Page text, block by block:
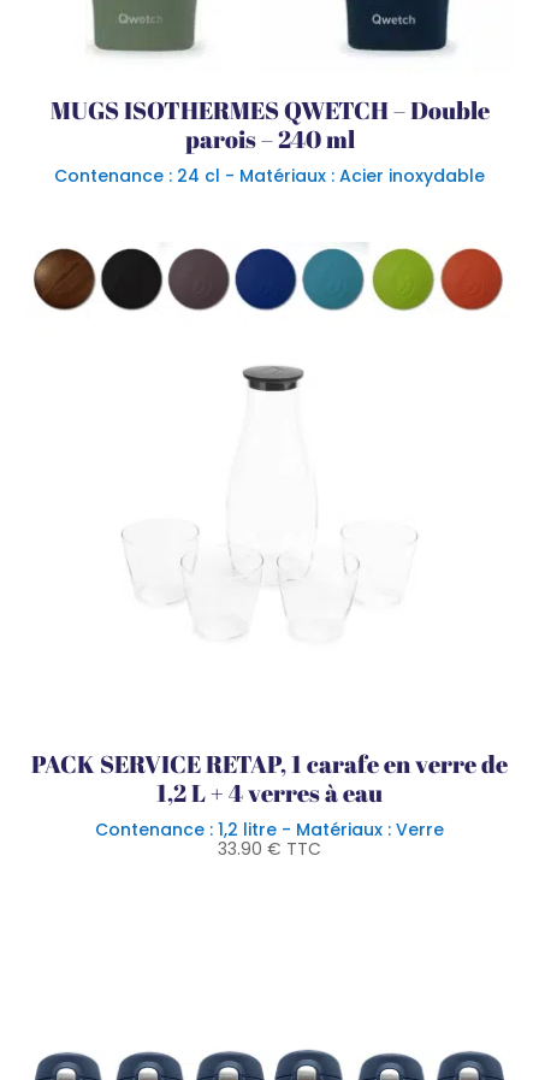
MUGS ISOTHERMES QWETCH – Double
parois – 240 ml
Contenance : 24 cl - Matériaux : Acier inoxydable
PACK SERVICE RETAP, 1 carafe en verre de
1,2 L + 4 verres à eau
Contenance : 1,2 litre - Matériaux : Verre
33.90 € TTC